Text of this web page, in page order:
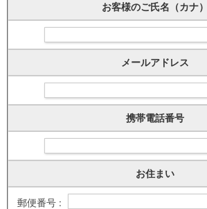
お客様のご氏名（カナ）
メールアドレス
携帯電話番号
お住まい
郵便番号 :